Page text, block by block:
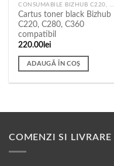
CONSUMABILE BIZHUB C220, C280, C360
Cartus toner black Bizhub
C220, C280, C360
compatibil
220.00 lei
ADAUGĂ ÎN COȘ
COMENZI SI LIVRARE